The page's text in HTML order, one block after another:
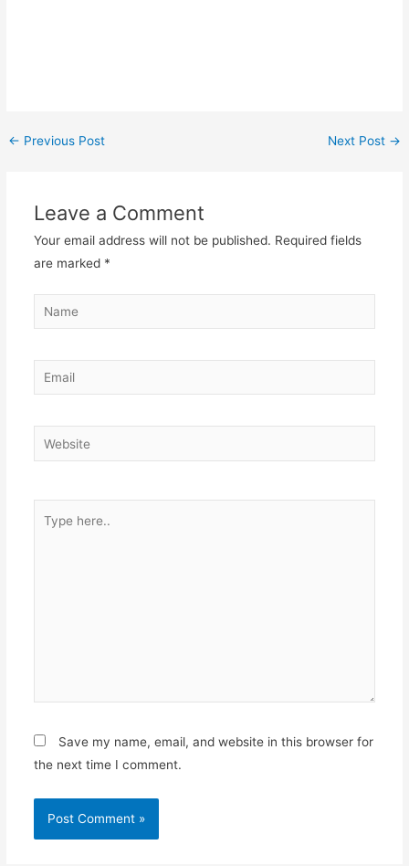
← Previous Post Next Post →
Leave a Comment
Your email address will not be published. Required fields
are marked *
Name
Email
Website
here..
Save my name, email, and website in this browser for
the next time I comment.